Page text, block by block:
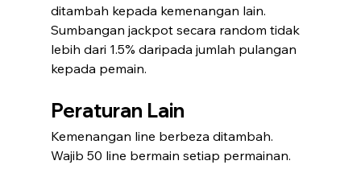
ditambah kepada kemenangan lain.
Sumbangan jackpot secara random tidak
lebih dari 1.5% daripada jumlah pulangan
kepada pemain.
Peraturan Lain
Kemenangan line berbeza ditambah.
Wajib 50 line bermain setiap permainan.